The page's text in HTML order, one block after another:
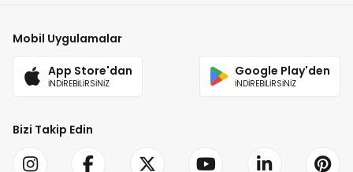
Mobil Uygulamalar
App Store'dan
İNDİREBİLİRSİNİZ
Google Play'den
İNDİREBİLİRSİNİZ
Bizi Takip Edin